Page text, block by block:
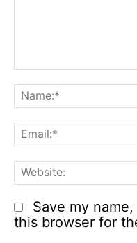
Save my
this browser for